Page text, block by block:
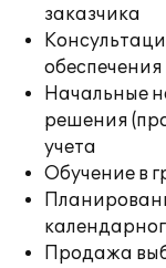
заказчика
Начальные
решения
учета
Обучение в
Продажа